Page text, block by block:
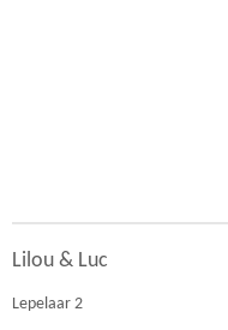
Lilou & Luc
Lepelaar 2